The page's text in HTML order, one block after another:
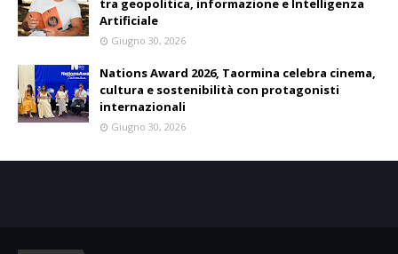
tra geopolitica, informazione e Intelligenza
Artificiale
Giugno 30, 2026
Nations Award 2026, Taormina celebra cinema,
cultura e sostenibilità con protagonisti
internazionali
Giugno 30, 2026